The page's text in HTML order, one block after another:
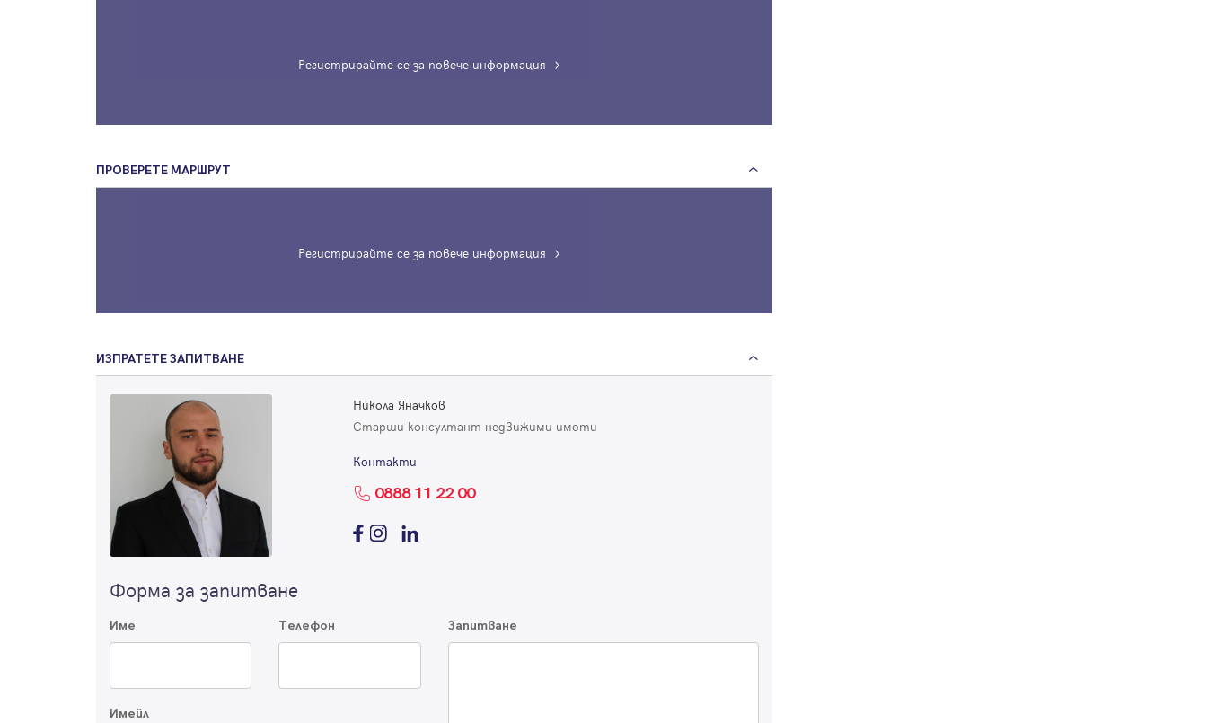
Регистрирайте се за повече информация
ПРОВЕРЕТЕ МАРШРУТ
Регистрирайте се за повече информация
ИЗПРАТЕТЕ ЗАПИТВАНЕ
Никола Яначков
Старши консултант недвижими имоти
Контакти
0888 11 22 00
Форма за запитване
Име Телефон
Имейл
Запитване
Успех!
Успех!
Влезте с профила си, за да разгледате повече снимки и да получите